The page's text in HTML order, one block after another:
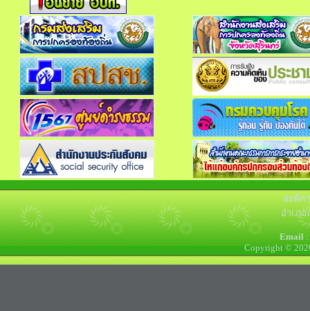
องค์ก
อำเภ
Email
Copyright ©